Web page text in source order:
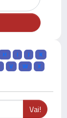
H I J
K
V W
X